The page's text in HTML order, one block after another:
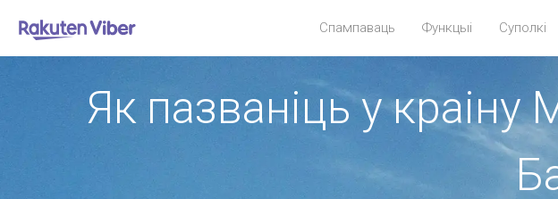
Спампаваць Функцыі Суполкі
Як пазваніць у краіну